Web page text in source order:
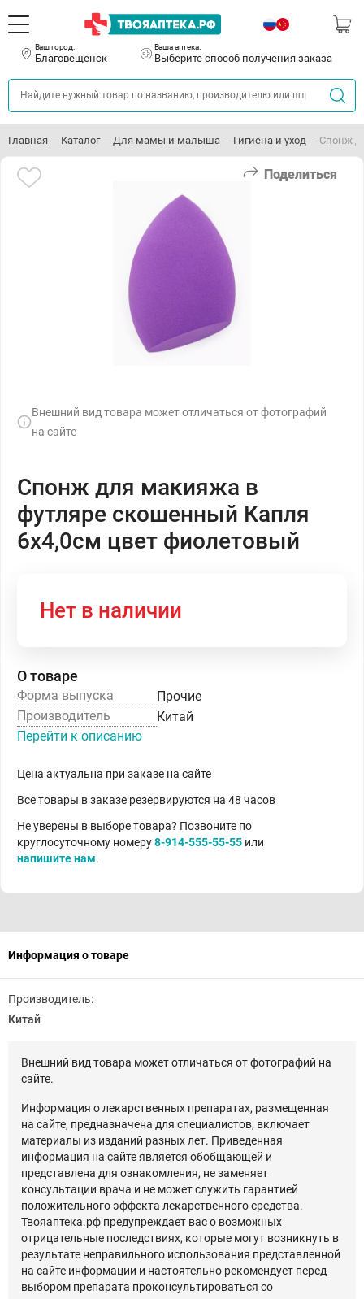
Ваш город:
Благовещенск
Ваша аптека:
Выберите способ получения заказа
Главная Каталог Для мамы и малыша Гигиена и уход Спонж
Поделиться
Внешний вид товара может отличаться от фотографий
на сайте
Спонж для макияжа в
футляре скошенный Капля
6х4,0см цвет фиолетовый
Нет в наличии
О товаре
Форма выпуска
Прочие
Производитель
Китай
Перейти к описанию
Цена актуальна при заказе на сайте
Все товары в заказе резервируются на 48 часов
Не уверены в выборе товара? Позвоните по
круглосуточному номеру8-914-555-55-55 или
напишите нам.
Информация о товаре
Производитель:
Китай
Внешний вид товара может отличаться от фотографий на
сайте.
Информация о лекарственных препаратах, размещенная
на сайте, предназначена для специалистов, включает
материалы из изданий разных лет. Приведенная
информация на сайте является обобщающей и
представлена для ознакомления, не заменяет
консультации врача и не может служить гарантией
положительного эффекта лекарственного средства.
Твояаптека.рф предупреждает вас о возможных
отрицательные последствиях, которые могут возникнуть в
результате неправильного использования представленной
на сайте информации и настоятельно рекомендует перед
выбором препарата проконсультироваться со